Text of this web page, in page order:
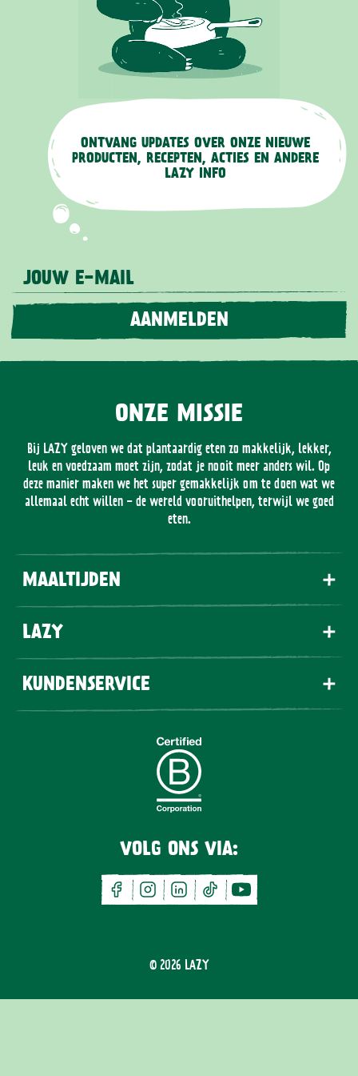
ONTVANG UPDATES OVER ONZE NIEUWE
PRODUCTEN, RECEPTEN, ACTIES EN ANDERE
LAZY INFO
JOUW E-MAIL
AANMELDEN
ONZE MISSIE
Bij LAZY geloven we dat plantaardig eten zo makkelijk, lekker,
leuk en voedzaam moet zijn, zodat je nooit meer anders wil. Op
deze manier maken we het super gemakkelijk om te doen wat we
allemaal echt willen - de wereld vooruithelpen, terwijl we goed
eten.
MAALTIJDEN
LAZY
KUNDENSERVICE
VOLG ONS VIA:
facebookinstagramlinkedintiktok youtube
© 2026 LAZY